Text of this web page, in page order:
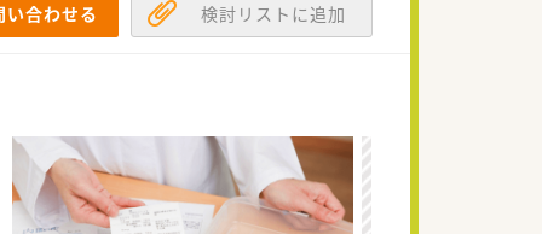
い合わせる 検討リストに追加